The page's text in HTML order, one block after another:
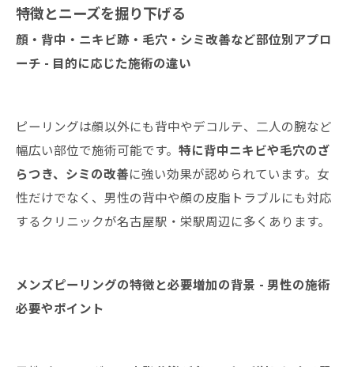
特徴とニーズを掘り下げる
顔・背中・ニキビ跡・毛穴・シミ改善など部位別アプロ
ーチ - 目的に応じた施術の違い
ピーリングは顔以外にも背中やデコルテ、二人の腕など
幅広い部位で施術可能です。 特に背中ニキビや毛穴のざ
らつき、シミの改善に強い効果が認められています。女
性だけでなく、男性の背中や顔の皮脂トラブルにも対応
するクリニックが名古屋駅・栄駅周辺に多くあります。
メンズピーリングの特徴と必要増加の背景 - 男性の施術
必要やポイント